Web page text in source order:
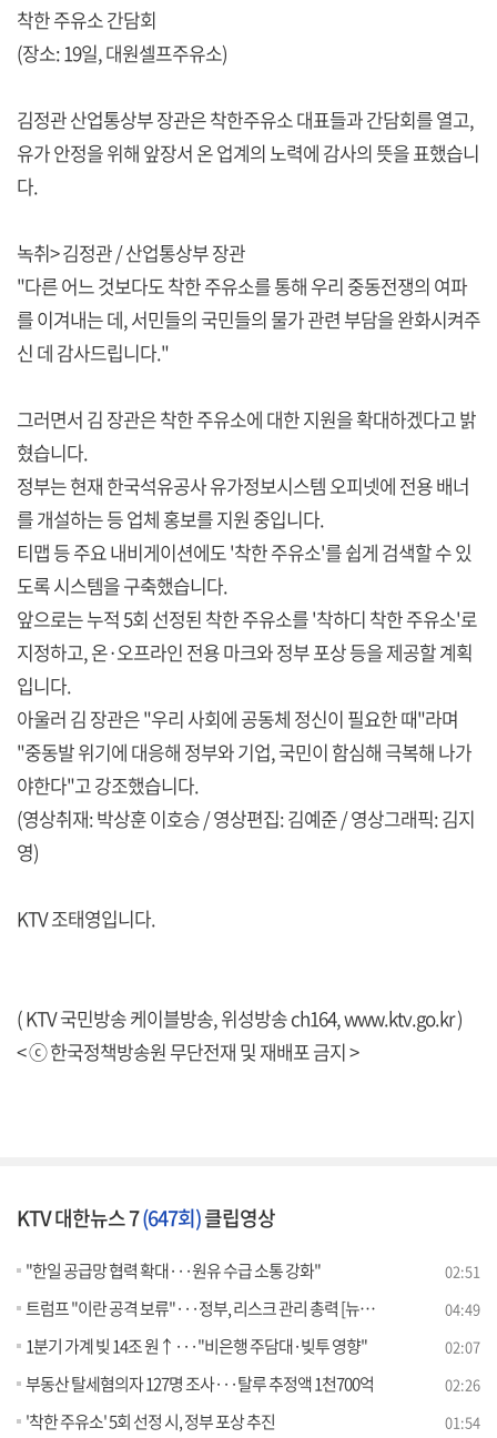
착한 주유소 간담회
(장소: 19일, 대원셀프주유소)
김정관 산업통상부 장관은 착한주유소 대표들과 간담회를 열고,
유가 안정을 위해 앞장서 온 업계의 노력에 감사의 뜻을 표했습니
다.
녹취> 김정관 / 산업통상부 장관
"다른 어느 것보다도 착한 주유소를 통해 우리 중동전쟁의 여파
를 이겨내는 데, 서민들의 국민들의 물가 관련 부담을 완화시켜주
신 데 감사드립니다."
그러면서 김 장관은 착한 주유소에 대한 지원을 확대하겠다고 밝
혔습니다.
정부는 현재 한국석유공사 유가정보시스템 오피넷에 전용 배너
를 개설하는 등 업체 홍보를 지원 중입니다.
티맵 등 주요 내비게이션에도 '착한 주유소'를 쉽게 검색할 수 있
도록 시스템을 구축했습니다.
앞으로는 누적 5회 선정된 착한 주유소를 '착하디 착한 주유소'로
지정하고, 온·오프라인 전용 마크와 정부 포상 등을 제공할 계획
입니다.
아울러 김 장관은 "우리 사회에 공동체 정신이 필요한 때"라며
"중동발 위기에 대응해 정부와 기업, 국민이 함심해 극복해 나가
야한다"고 강조했습니다.
(영상취재: 박상훈 이호승 / 영상편집: 김예준 / 영상그래픽: 김지
영)
KTV 조태영입니다.
( KTV 국민방송 케이블방송, 위성방송 ch164,www.ktv.go.kr)
< ⓒ 한국정책방송원 무단전재 및 재배포 금지 >
KTV 대한뉴스 7(647회)클립영상
"한일 공급망 협력 확대···원유 수급 소통 강화" 02:51
트럼프 "이란 공격 보류"···정부, 리스크 관리 총력 [뉴스의 맥] 04:49
1분기 가계 빚 14조 원↑···"비은행 주담대·빚투 영향" 02:07
부동산 탈세혐의자 127명 조사···탈루 추정액 1천700억 02:26
'착한 주유소' 5회 선정 시, 정부 포상 추진 01:54